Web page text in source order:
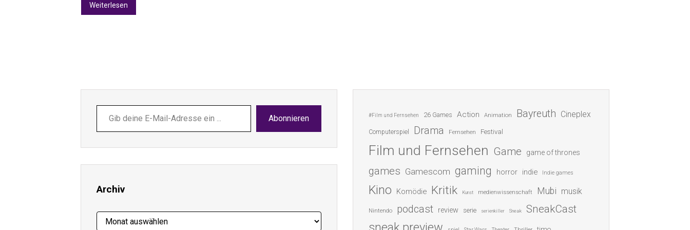
Weiterlesen
deine
E-
ein ...
Abonnieren
Archiv
Archiv
#Film und Fernsehen 26 Games Action Animation Bayreuth Cineplex
Computerspiel Drama Fernsehen Festival
Film und Fernsehen Game game of thrones
games Gamescom gaming horror indie Indie games
Kino Komödie Kritik Kunst medienwissenschaft Mubi musik
Nintendo podcast review serie serienkiller Sneak SneakCast